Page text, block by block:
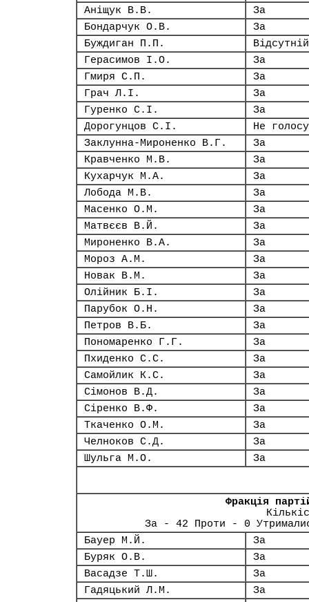
Аніщук В.В.
За
Бондарчук О.В.
За
Буждиган П.П.
Відсутній
Герасимов І.О.
За
Гмиря С.П.
За
Грач Л.І.
За
Гуренко С.І.
За
Дорогунцов С.І.
Не
Заклунна-Мироненко В.Г.
За
Кравченко М.В.
За
Кухарчук М.А.
За
Лобода М.В.
За
Масенко О.М.
За
Матвєєв В.Й.
За
Мироненко В.А.
За
Мороз А.М.
За
Новак В.М.
За
Олійник Б.І.
За
Парубок О.Н.
За
Петров В.Б.
За
Пономаренко Г.Г.
За
Пхиденко С.С.
За
Самойлик К.С.
За
Сімонов В.Д.
За
Сіренко В.Ф.
За
Ткаченко О.М.
За
Челноков С.Д.
За
Шульга М.О.
За
Фракція
За - 42 Проти - 0
Бауер М.Й.
За
Буряк О.В.
За
Васадзе Т.Ш.
За
Гадяцький Л.М.
За